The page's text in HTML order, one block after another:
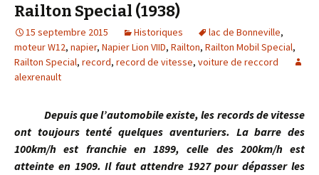
Railton Special (1938)
15 septembre 2015 Historiques lac de Bonneville,
moteur W12, napier, Napier Lion VIID, Railton, Railton Mobil Special,
Railton Special, record, record de vitesse, voiture de reccord
alexrenault
Depuis que l’automobile existe, les records de vitesse
ont toujours tenté quelques aventuriers. La barre des
100km/h est franchie en 1899, celle des 200km/h est
atteinte en 1909. Il faut attendre 1927 pour dépasser les